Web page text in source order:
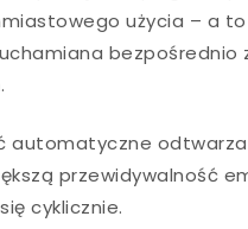
użycia – a
bezpośrednio
przewidywalność
cyklicznie.